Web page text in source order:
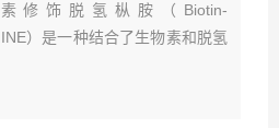
修饰脱氢枞胺（Biotin-
）是一种结合了生物素和脱氢